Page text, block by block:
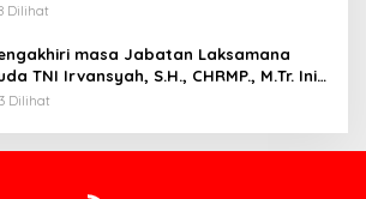
Dilihat
masa Jabatan Laksamana
TNI Irvansyah, S.H., CHRMP., M.Tr. Ini
Dilihat